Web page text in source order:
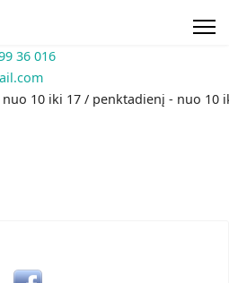
36 016
10 iki 17 / penktadienį - nuo 10